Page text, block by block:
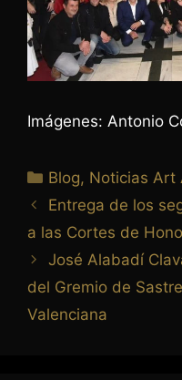
Imágenes: Antonio
Blog, Noticias Art
Entrega de los
a las Cortes de
José Alabadí
del Gremio de
Valenciana
963 237 952
963 638 068
art-antic@art-antic.net
Lunes a Viernes 9 a